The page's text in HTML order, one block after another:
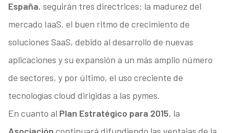
España, seguirán tres directrices: la madurez del
mercado IaaS, el buen ritmo de crecimiento de
soluciones SaaS, debido al desarrollo de nuevas
aplicaciones y su expansión a un más amplio número
de sectores, y por último, el uso creciente de
tecnologías cloud dirigidas a las pymes.
En cuanto al Plan Estratégico para 2015, la